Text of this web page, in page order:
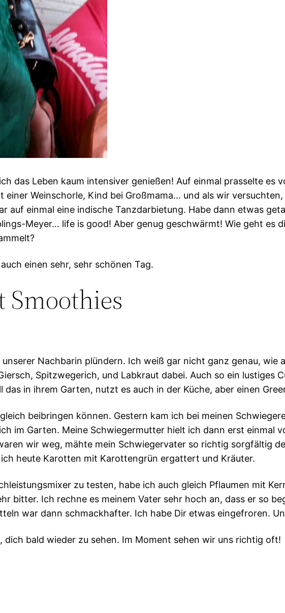
das Leben kaum intensiver genießen! Auf einmal prasselte es
einer Weinschorle, Kind bei Großmama… und als wir
auf einmal eine indische Tanzdarbietung. Habe dann etwas
Meyer… life is good! Aber genug geschwärmt! Wie geht es
einen sehr, sehr schönen Tag.
Smoothies
Nachbarin plündern. Ich weiß gar nicht ganz genau, wie
Spitzwegerich, und Labkraut dabei. Auch so ein lustiges
das in ihrem Garten, nutzt es auch in der Küche, aber einen
beibringen können. Gestern kam ich bei meinen
im Garten. Meine Schwiegermutter hielt ich dann erst einmal
wir weg, mähte mein Schwiegervater so richtig sorgfältig
heute Karotten mit Karottengrün ergattert und Kräuter.
zu testen, habe ich auch gleich Pflaumen mit
bitter. Ich rechne es meinem Vater sehr hoch an, dass er so
war dann schmackhafter. Ich habe Dir etwas eingefroren.
dich bald wieder zu sehen. Im Moment sehen wir uns richtig oft!